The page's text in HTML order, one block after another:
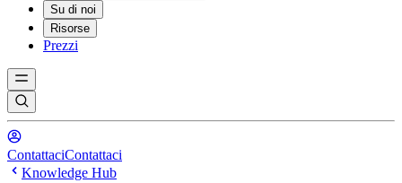
Su di noi
Risorse
Prezzi
ContattaciContattaci
Knowledge Hub